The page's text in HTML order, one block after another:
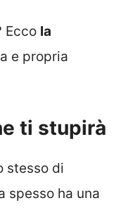
Ecco la
e propria
ti stupirà
stesso di
spesso ha una